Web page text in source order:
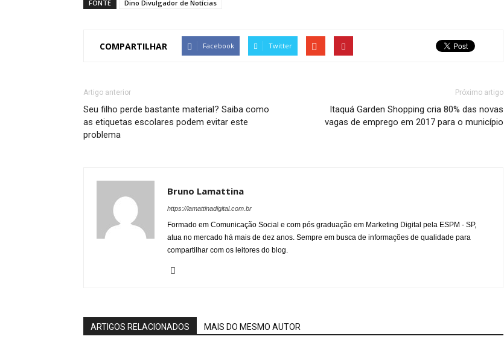
FONTE Dino Divulgador de Notícias
COMPARTILHAR Facebook Twitter
Artigo anterior
Seu filho perde bastante material? Saiba como
as etiquetas escolares podem evitar este
problema
Próximo artigo
Itaquá Garden Shopping cria 80% das novas
vagas de emprego em 2017 para o município
Bruno Lamattina
https://lamattinadigital.com.br
Formado em Comunicação Social e com pós graduação em Marketing Digital pela ESPM - SP,
atua no mercado há mais de dez anos. Sempre em busca de informações de qualidade para
compartilhar com os leitores do blog.
ARTIGOS RELACIONADOS MAIS DO MESMO AUTOR